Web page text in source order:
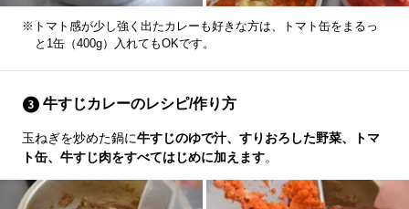
※トマト感が少し強く出たカレーも好きな方は、トマト缶をまるっ
と1缶（400g）入れてもOKです。
牛すじカレーのレシピ/作り方
玉ねぎを炒めた鍋に牛すじのゆで汁、すりおろした野菜、トマ
ト缶、牛すじ肉をすべてはじめに加えます。